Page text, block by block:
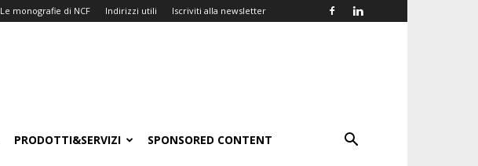
Le monografie di NCF Indirizzi utili Iscriviti alla newsletter
PRODOTTI&SERVIZI SPONSORED CONTENT